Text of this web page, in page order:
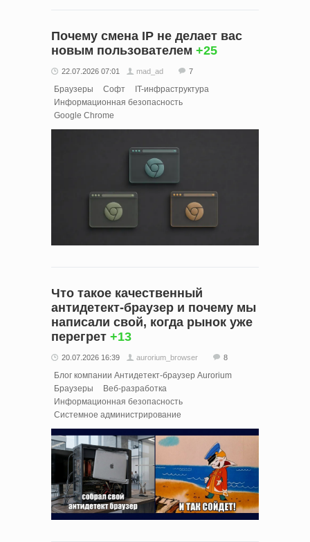
Почему смена IP не делает вас
новым пользователем +25
22.07.2026 07:01 mad_ad 7
Браузеры Софт
IT-инфраструктура
Информационная безопасность
Google Chrome
Что такое качественный
антидетект-браузер и почему мы
написали свой, когда рынок уже
перегрет +13
20.07.2026 16:39 aurorium_browser 8
Блог компании Антидетект-браузер Aurorium
Браузеры
Веб-разработка
Информационная безопасность
Системное администрирование